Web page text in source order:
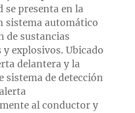
se presenta en la
sistema automático
de sustancias
explosivos. Ubicado
delantera y la
sistema de detección
al conductor y